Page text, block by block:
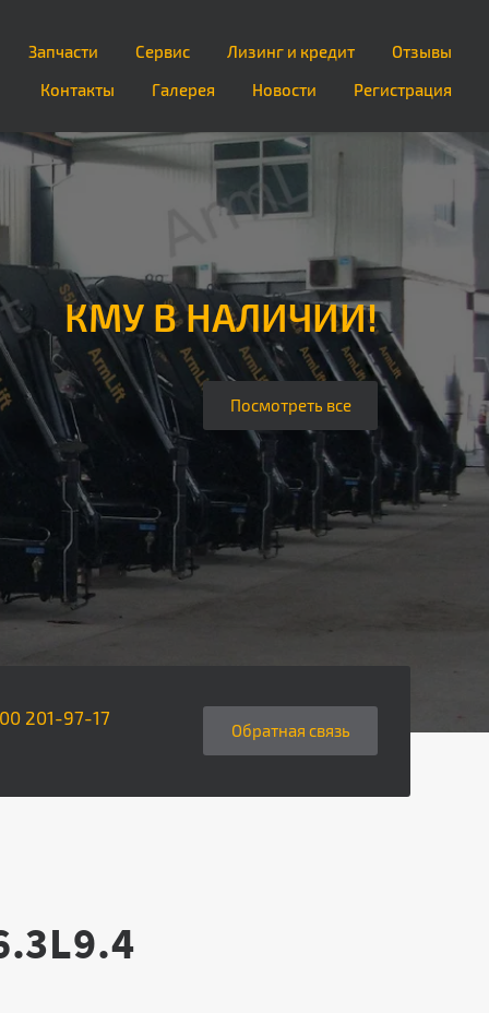
Запчасти Сервис Лизинг и кредит
Отзывы
Контакты
Галерея Новости Регистрация
КМУ В НАЛИЧИИ!
Посмотреть все
201-97-17
Обратная cвязь